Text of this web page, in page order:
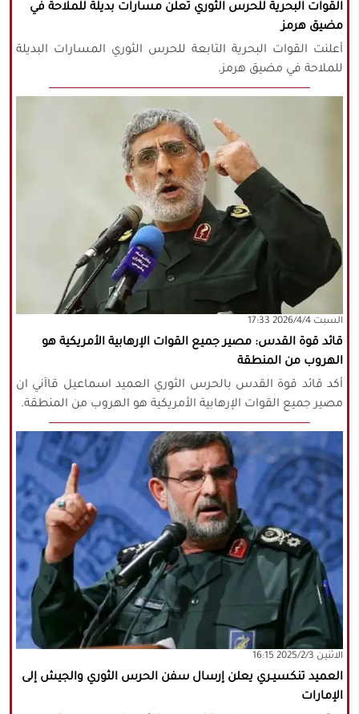
القوات البحرية للحرس الثوري تعلن مسارات بديلة للملاحة في
مضيق هرمز
أعلنت القوات البحرية التابعة للحرس الثوري المسارات البديلة
للملاحة في مضيق هرمز.
‫السبت‬ 2026/4/4 17:33
قائد قوة القدس: مصير جميع القوات الإرهابية الأمريكية هو
الهروب من المنطقة
أكد قائد قوة القدس بالحرس الثوري العميد اسماعيل قاآني ان
مصير جميع القوات الإرهابية الأمريكية هو الهروب من المنطقة.
‫‫الاثنين‬‬ 2025/2/3 16:15
العميد تنكسيـري يعلن إرسال سفن الحرس الثوري والجيش إلى
الإمارات